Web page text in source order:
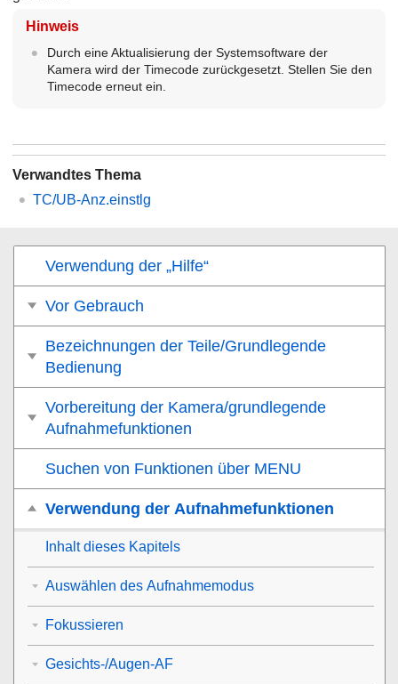
Hinweis
Durch eine Aktualisierung der Systemsoftware der
Kamera wird der Timecode zurückgesetzt. Stellen Sie den
Timecode erneut ein.
Verwandtes Thema
TC/UB-Anz.einstlg
Verwendung der „Hilfe“
Vor Gebrauch
Bezeichnungen der Teile/Grundlegende
Bedienung
Vorbereitung der Kamera/grundlegende
Aufnahmefunktionen
Suchen von Funktionen über MENU
Verwendung der Aufnahmefunktionen
Inhalt dieses Kapitels
Auswählen des Aufnahmemodus
Fokussieren
Gesichts-/Augen-AF